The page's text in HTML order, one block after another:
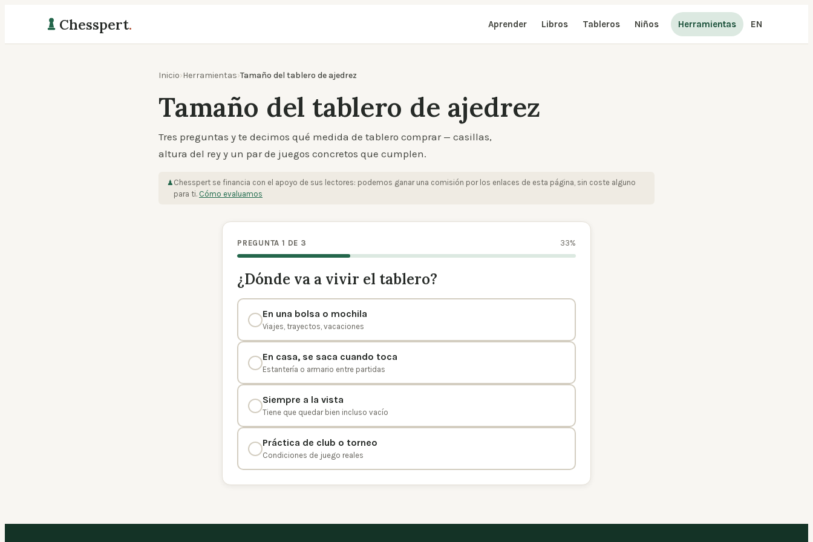
Chesspert. Aprender Libros Tableros Niños Herramientas EN
Inicio›Herramientas›Tamaño del tablero de ajedrez
Tamaño del tablero de ajedrez
Tres preguntas y te decimos qué medida de tablero comprar — casillas,
altura del rey y un par de juegos concretos que cumplen.
♟ Chesspert se financia con el apoyo de sus lectores: podemos ganar una comisión por los enlaces de esta página, sin coste alguno
para ti. Cómo evaluamos
PREGUNTA 1 DE 3 33%
¿Dónde va a vivir el tablero?
En una bolsa o mochila
Viajes, trayectos, vacaciones
En casa, se saca cuando toca
Estantería o armario entre partidas
Siempre a la vista
Tiene que quedar bien incluso vacío
Práctica de club o torneo
Condiciones de juego reales